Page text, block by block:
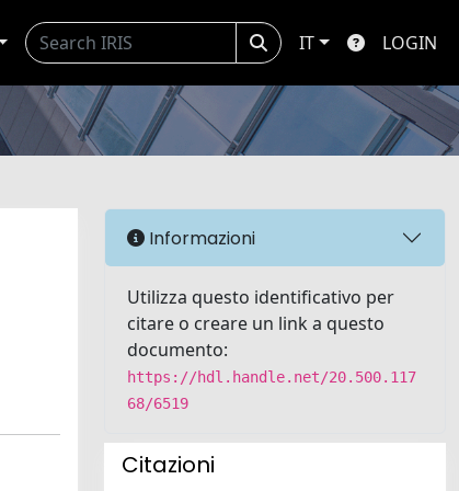
IT LOGIN
Informazioni
Utilizza questo identificativo per
citare o creare un link a questo
documento:
https://hdl.handle.net/20.500.117
68/6519
Citazioni